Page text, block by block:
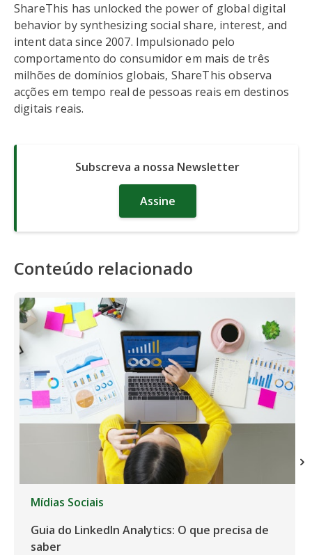
ShareThis has unlocked the power of global digital
behavior by synthesizing social share, interest, and
intent data since 2007. Impulsionado pelo
comportamento do consumidor em mais de três
milhões de domínios globais, ShareThis observa
acções em tempo real de pessoas reais em destinos
digitais reais.
Subscreva a nossa Newsletter
Assine
Conteúdo relacionado
Mídias Sociais
Guia do LinkedIn Analytics: O que precisa de
saber